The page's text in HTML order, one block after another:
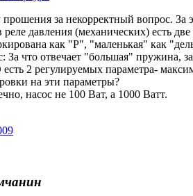
за некорректный вопрос. За
реле давления (механических) есть
как "Р", "маленькая" как
За что отвечает "большая" пружина,
2 регулируемых параметра-
на эти параметры?
насос не 100 Ват, а 1000 Ватт.